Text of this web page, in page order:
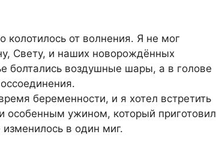
колотилось от волнения. Я не мог
Свету, и наших новорождённых
болтались воздушные шары, а в голове
беременности, и я хотел встретить
особенным ужином, который приготовил
в один миг.